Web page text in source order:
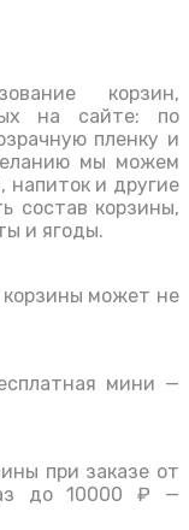
корзин,
на сайте: по
пленку и
мы можем
напиток и другие
состав корзины,
и ягоды.
может не
мини —
при заказе от
до 10000 ₽ —